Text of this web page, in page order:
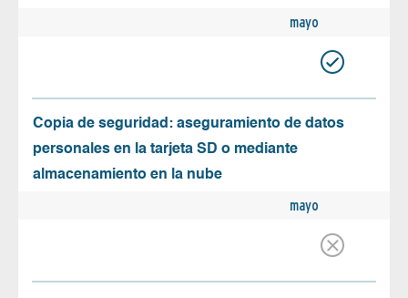
mayo
Copia de seguridad: aseguramiento de datos
personales en la tarjeta SD o mediante
almacenamiento en la nube
mayo